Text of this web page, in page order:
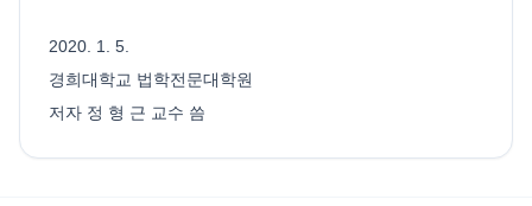
2020. 1. 5.
경희대학교 법학전문대학원
저자 정 형 근 교수 씀